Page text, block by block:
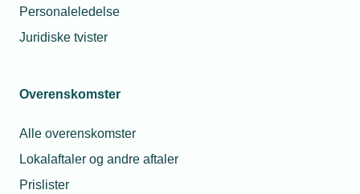
Personaleledelse
Juridiske tvister
Overenskomster
Alle overenskomster
Lokalaftaler og andre aftaler
Prislister
kompetenceudviklingsfonde
VEU-omstillingsfonden - tilskud til akademi- og
Kursuskataloger til at understøtte virksomhedens
Videregående uddannelser